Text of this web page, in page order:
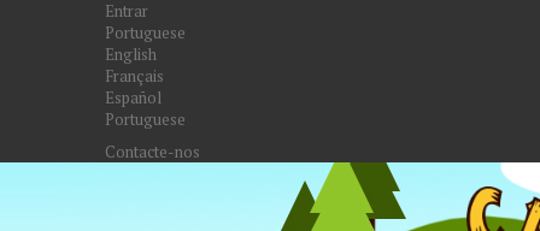
Entrar
Portuguese
English
Français
Español
Portuguese
Contacte-nos